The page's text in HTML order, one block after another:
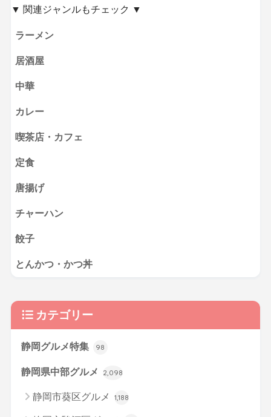
▼ 関連ジャンルもチェック ▼
ラーメン
居酒屋
中華
カレー
喫茶店・カフェ
定食
唐揚げ
チャーハン
餃子
とんかつ・かつ丼
カテゴリー
静岡グルメ特集 98
静岡県中部グルメ 2,098
静岡市葵区グルメ 1,188